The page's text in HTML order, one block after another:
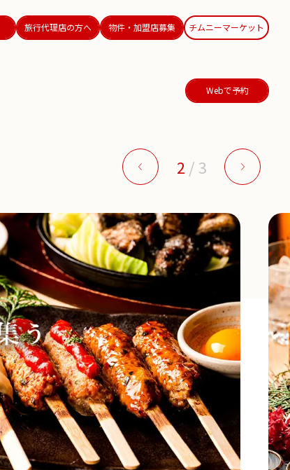
旅行代理店の方へ 物件・加盟店募集 チムニーマーケット
Webで予約
2 /3